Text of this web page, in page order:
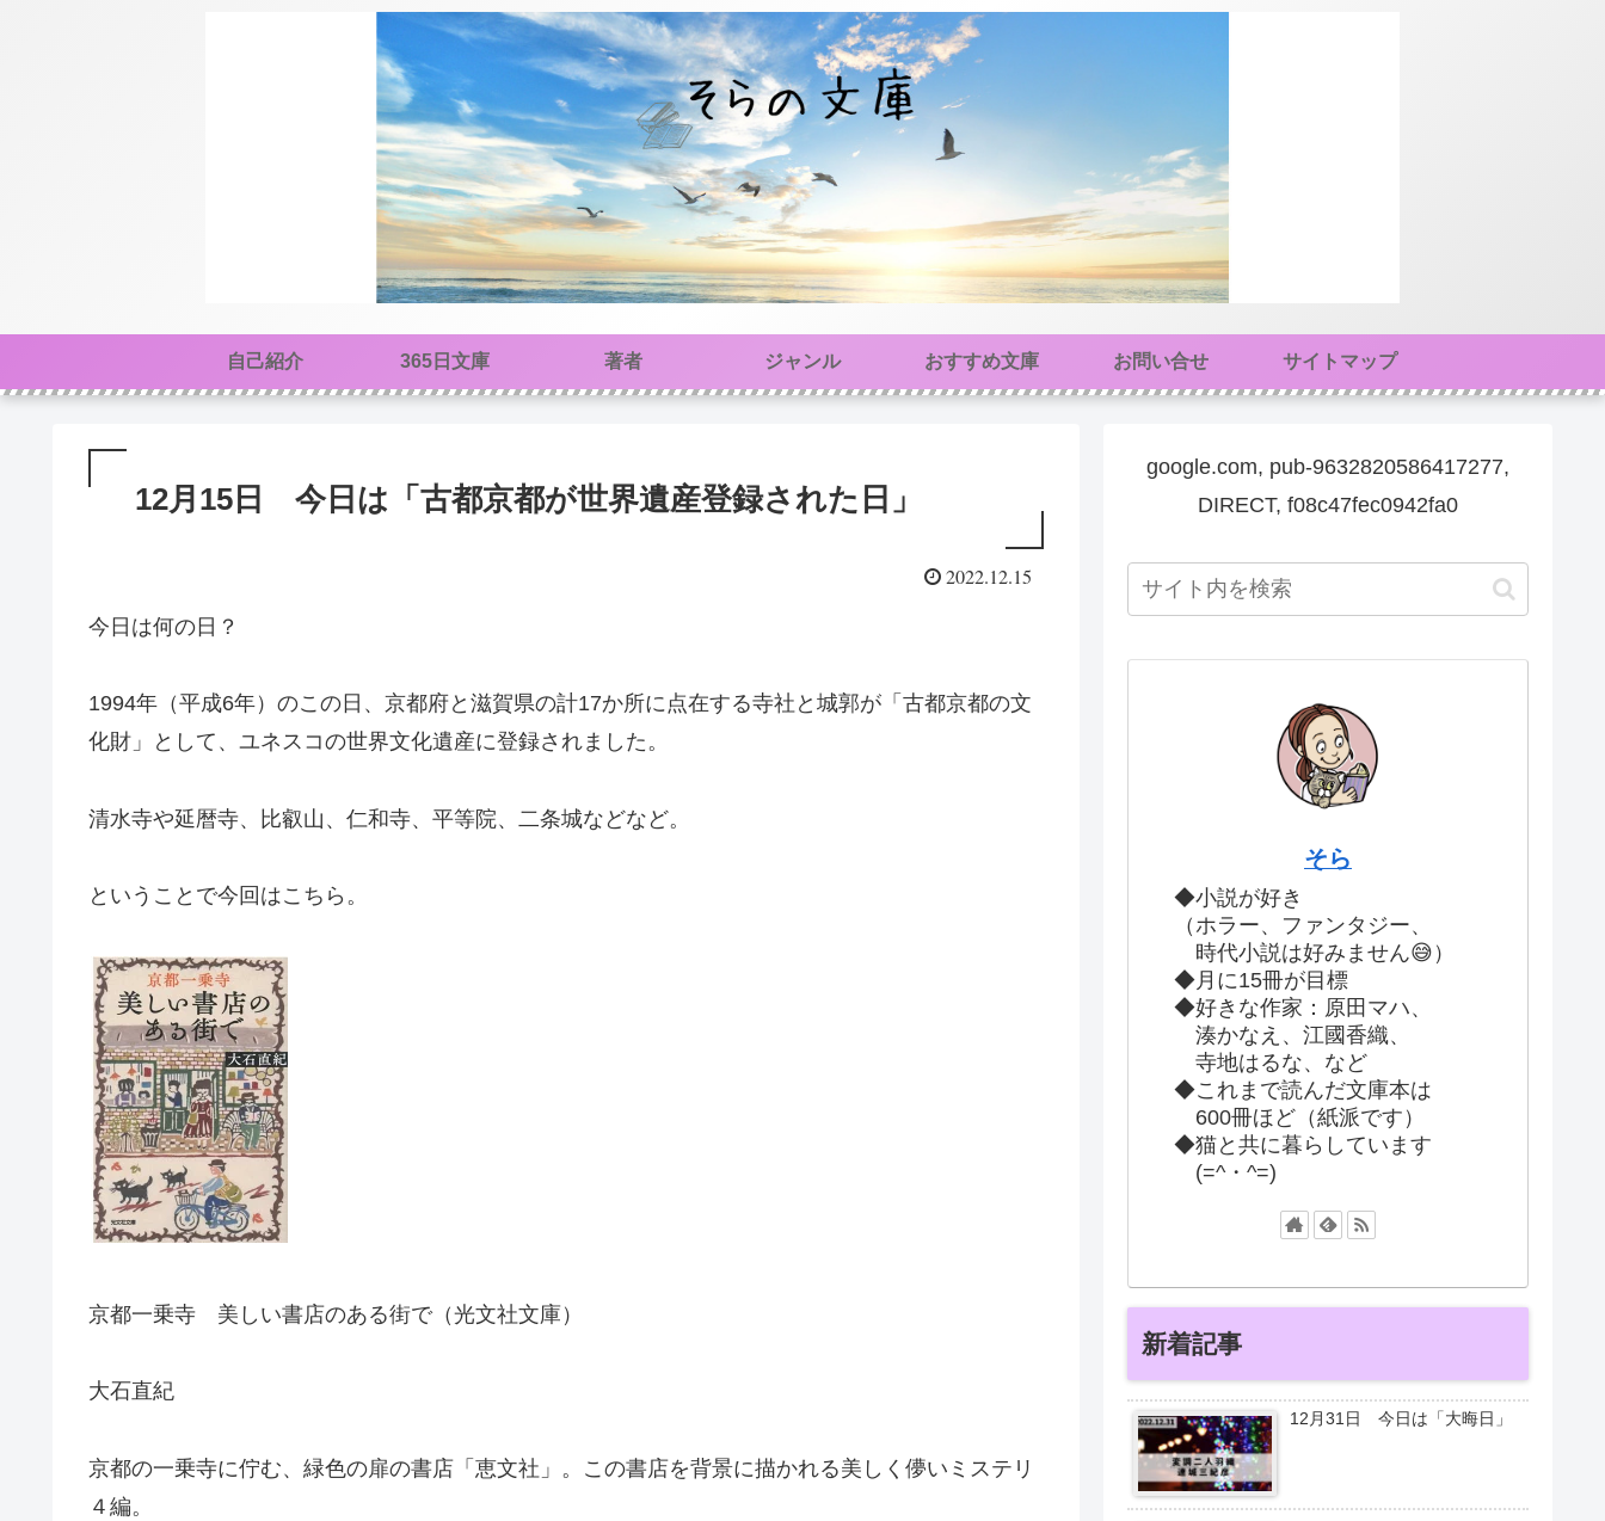
自己紹介 365日文庫 著者 ジャンル おすすめ文庫 お問い合せ サイトマップ
12月15日 今日は「古都京都が世界遺産登録された日」
2022.12.15
今日は何の日？
1994年（平成6年）のこの日、京都府と滋賀県の計17か所に点在する寺社と城郭が「古都京都の文
化財」として、ユネスコの世界文化遺産に登録されました。
清水寺や延暦寺、比叡山、仁和寺、平等院、二条城などなど。
ということで今回はこちら。
京都一乗寺 美しい書店のある街で（光文社文庫）
大石直紀
京都の一乗寺に佇む、緑色の扉の書店「恵文社」。この書店を背景に描かれる美しく儚いミステリ
４編。
google.com, pub-9632820586417277,
DIRECT, f08c47fec0942fa0
そら
◆小説が好き
（ホラー、ファンタジー、
時代小説は好みません😅）
◆月に15冊が目標
◆好きな作家：原田マハ、
湊かなえ、江國香織、
寺地はるな、など
◆これまで読んだ文庫本は
600冊ほど（紙派です）
◆猫と共に暮らしています
(=^・^=)
新着記事
12月31日 今日は「大晦日」